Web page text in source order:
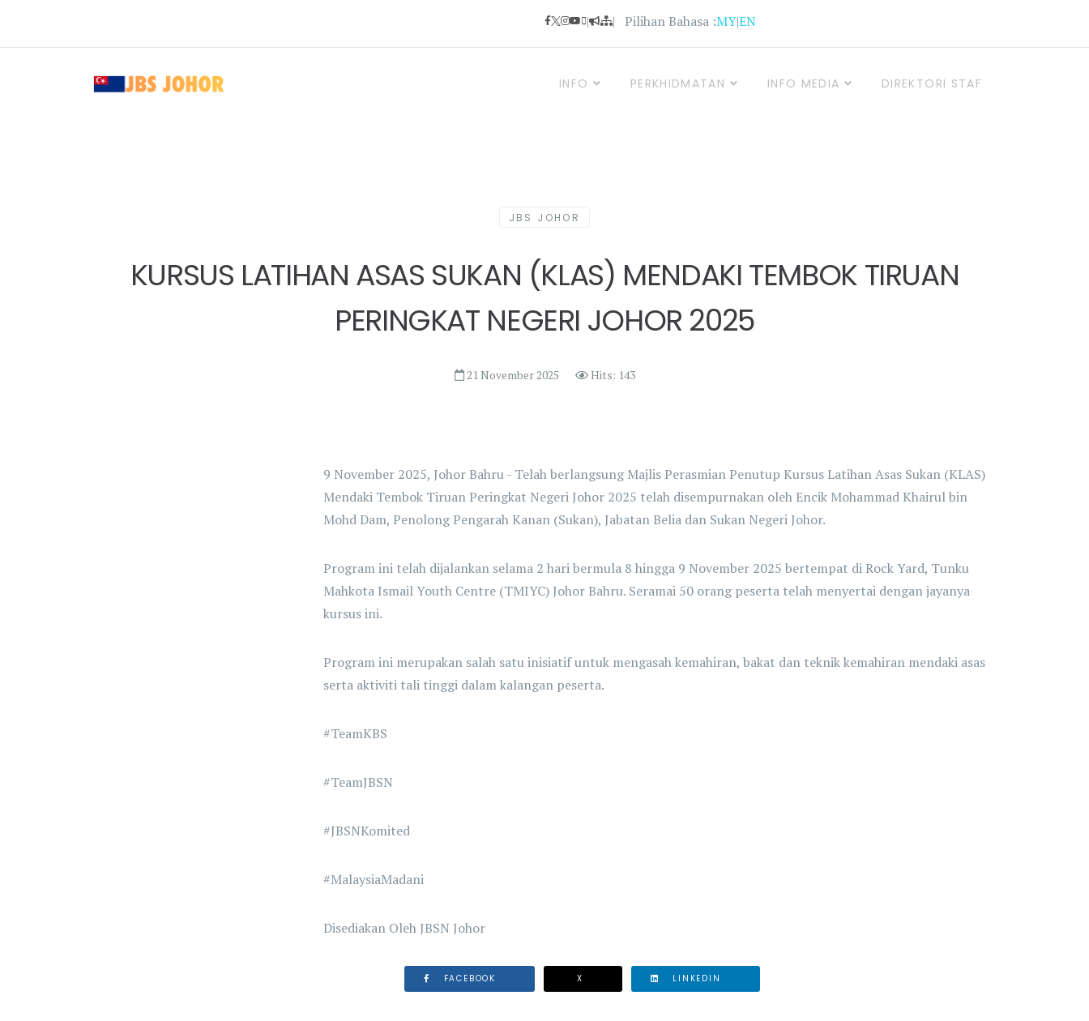
| | Pilihan Bahasa :MY|EN
INFO PERKHIDMATAN INFO MEDIA DIREKTORI STAF
JBS JOHOR
KURSUS LATIHAN ASAS SUKAN (KLAS) MENDAKI TEMBOK TIRUAN
PERINGKAT NEGERI JOHOR 2025
21 November 2025 Hits: 143
9 November 2025, Johor Bahru - Telah berlangsung Majlis Perasmian Penutup Kursus Latihan Asas Sukan (KLAS)
Mendaki Tembok Tiruan Peringkat Negeri Johor 2025 telah disempurnakan oleh Encik Mohammad Khairul bin
Mohd Dam, Penolong Pengarah Kanan (Sukan), Jabatan Belia dan Sukan Negeri Johor.
Program ini telah dijalankan selama 2 hari bermula 8 hingga 9 November 2025 bertempat di Rock Yard, Tunku
Mahkota Ismail Youth Centre (TMIYC) Johor Bahru. Seramai 50 orang peserta telah menyertai dengan jayanya
kursus ini.
Program ini merupakan salah satu inisiatif untuk mengasah kemahiran, bakat dan teknik kemahiran mendaki asas
serta aktiviti tali tinggi dalam kalangan peserta.
#TeamKBS
#TeamJBSN
#JBSNKomited
#MalaysiaMadani
Disediakan Oleh JBSN Johor
FACEBOOK X LINKEDIN